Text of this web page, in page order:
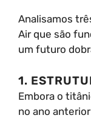
Analisamos
Air que são
um futuro
1.
Embora o
no ano